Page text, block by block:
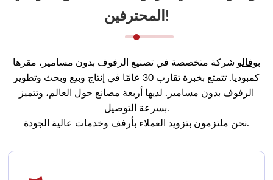
المحترفين!
بوفالو شركة متخصصة في تصنيع الرفوف بدون مسامير، مقرها
كمبوديا. تتمتع بخبرة تقارب 30 عامًا في إنتاج وبيع وبحث وتطوير
الرفوف بدون مسامير. لديها أربعة مصانع حول العالم، وتتميز
بسرعة التوصيل.
نحن ملتزمون بتزويد العملاء بأرفف وخدمات عالية الجودة.